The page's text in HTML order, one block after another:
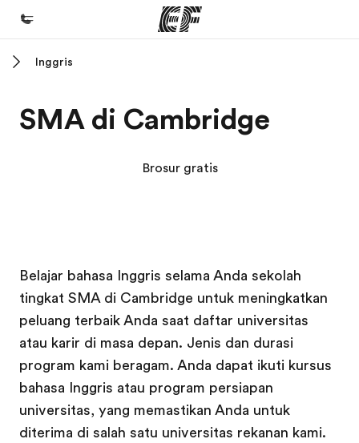
Daftar program
Cerita kami
Karir
Bergabung dengan tim kami
Inggris
SMA di Cambridge
Brosur gratis
Belajar bahasa Inggris selama Anda sekolah
tingkat SMA di Cambridge untuk meningkatkan
peluang terbaik Anda saat daftar universitas
atau karir di masa depan. Jenis dan durasi
program kami beragam. Anda dapat ikuti kursus
bahasa Inggris atau program persiapan
universitas, yang memastikan Anda untuk
diterima di salah satu universitas rekanan kami.